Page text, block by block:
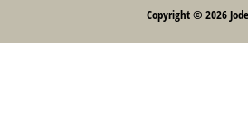
Copyright © 2026